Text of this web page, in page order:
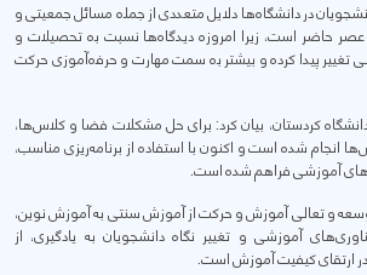
در دانشگاەها دلایل متعددی از جملە مسائل جمعیتی و
عصر حاضر است، زیرا امروزە دیدگاەها نسبت بە تحصیلات و
پیدا کردە و بیشتر بە سمت مهارت و حرفە‌آموزی حرکت
کردستان، بیان کرد: برای حل مشکلات فضا و کلاس‌ها،
انجام شده است و اکنون با استفاده از برنامه‌ریزی مناسب،
آموزشی فراهم شده است.
توسعه و تعالی آموزش و حرکت از آموزش سنتی به آموزش نوین،
آموزشی و تغییر نگاه دانشجویان به یادگیری، از
ارتقای کیفیت آموزش است.